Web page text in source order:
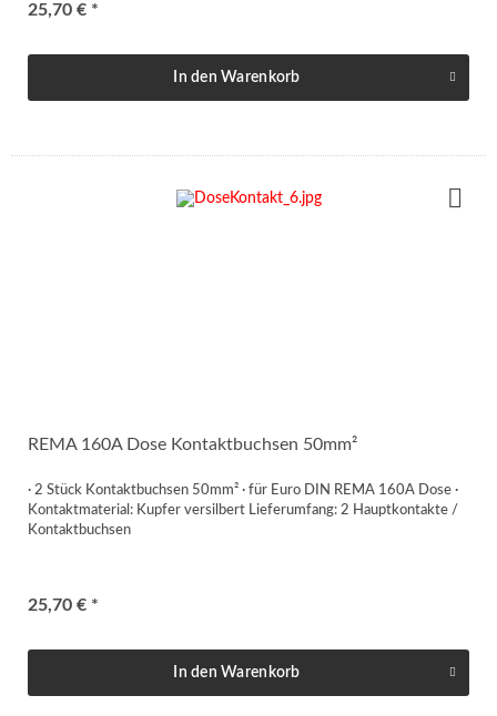
25,70 € *
In den Warenkorb
REMA 160A Dose Kontaktbuchsen 50mm²
· 2 Stück Kontaktbuchsen 50mm² · für Euro DIN REMA 160A Dose ·
Kontaktmaterial: Kupfer versilbert Lieferumfang: 2 Hauptkontakte /
Kontaktbuchsen
25,70 € *
In den Warenkorb